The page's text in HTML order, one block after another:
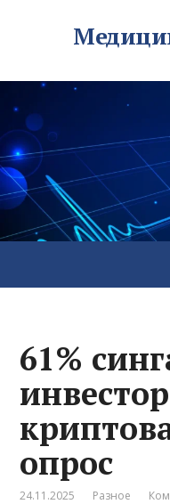
61%
опрос
24.11.2025 Разное